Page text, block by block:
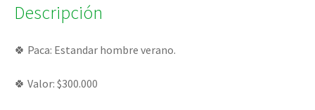
Descripción
🍀 Paca: Estandar hombre verano.
🍀 Valor: $300.000